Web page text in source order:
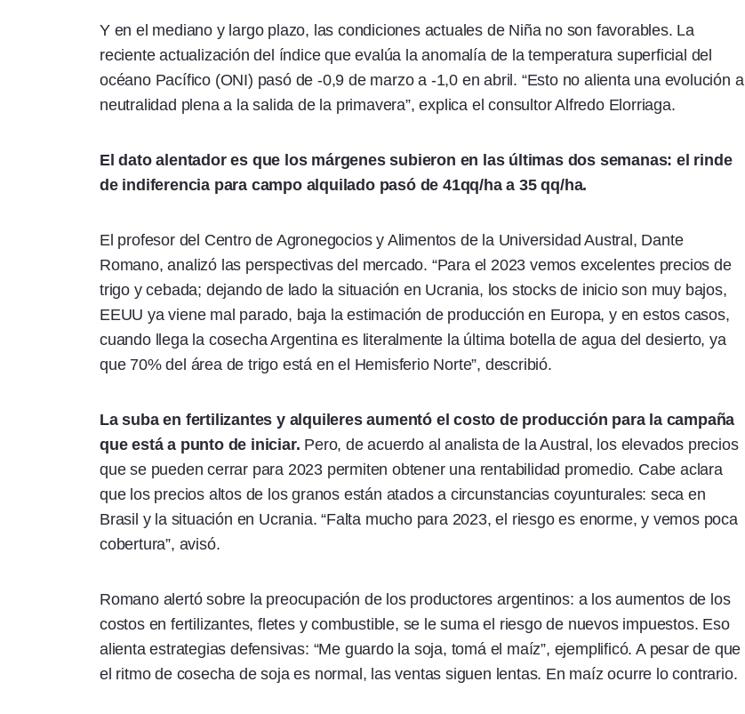
Y en el mediano y largo plazo, las condiciones actuales de Niña no son favorables. La
reciente actualización del índice que evalúa la anomalía de la temperatura superficial del
océano Pacífico (ONI) pasó de -0,9 de marzo a -1,0 en abril. “Esto no alienta una evolución a
neutralidad plena a la salida de la primavera”, explica el consultor Alfredo Elorriaga.
El dato alentador es que los márgenes subieron en las últimas dos semanas: el rinde
de indiferencia para campo alquilado pasó de 41qq/ha a 35 qq/ha.
El profesor del Centro de Agronegocios y Alimentos de la Universidad Austral, Dante
Romano, analizó las perspectivas del mercado. “Para el 2023 vemos excelentes precios de
trigo y cebada; dejando de lado la situación en Ucrania, los stocks de inicio son muy bajos,
EEUU ya viene mal parado, baja la estimación de producción en Europa, y en estos casos,
cuando llega la cosecha Argentina es literalmente la última botella de agua del desierto, ya
que 70% del área de trigo está en el Hemisferio Norte”, describió.
La suba en fertilizantes y alquileres aumentó el costo de producción para la campaña
que está a punto de iniciar. Pero, de acuerdo al analista de la Austral, los elevados precios
que se pueden cerrar para 2023 permiten obtener una rentabilidad promedio. Cabe aclara
que los precios altos de los granos están atados a circunstancias coyunturales: seca en
Brasil y la situación en Ucrania. “Falta mucho para 2023, el riesgo es enorme, y vemos poca
cobertura”, avisó.
Romano alertó sobre la preocupación de los productores argentinos: a los aumentos de los
costos en fertilizantes, fletes y combustible, se le suma el riesgo de nuevos impuestos. Eso
alienta estrategias defensivas: “Me guardo la soja, tomá el maíz”, ejemplificó. A pesar de que
el ritmo de cosecha de soja es normal, las ventas siguen lentas. En maíz ocurre lo contrario.